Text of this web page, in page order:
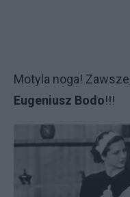
Motyla noga!
Eugeniusz Bodo!!!